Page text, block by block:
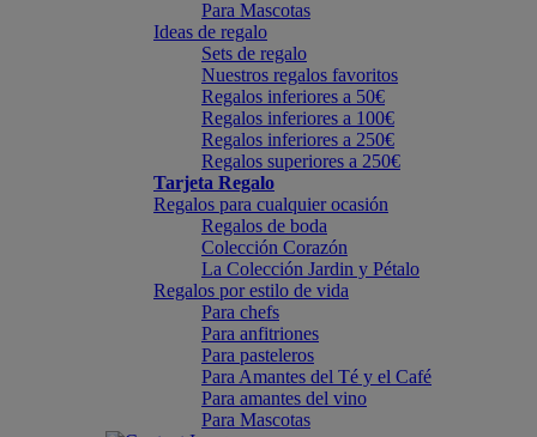
Para Mascotas
Ideas de regalo
Sets de regalo
Nuestros regalos favoritos
Regalos inferiores a 50€
Regalos inferiores a 100€
Regalos inferiores a 250€
Regalos superiores a 250€
Tarjeta Regalo
Regalos para cualquier ocasión
Regalos de boda
Colección Corazón
La Colección Jardin y Pétalo
Regalos por estilo de vida
Para chefs
Para anfitriones
Para pasteleros
Para Amantes del Té y el Café
Para amantes del vino
Para Mascotas